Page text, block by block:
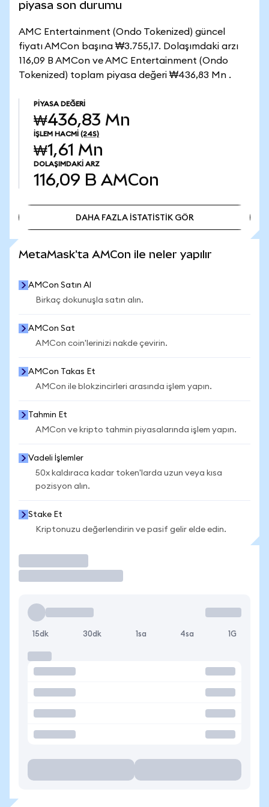
piyasa son durumu
AMC Entertainment (Ondo Tokenized) güncel
fiyatı AMCon başına ₩3.755,17. Dolaşımdaki arzı
116,09 B AMCon ve AMC Entertainment (Ondo
Tokenized) toplam piyasa değeri ₩436,83 Mn .
PIYASA DEĞERI
₩436,83 Mn
İŞLEM HACMI (24S)
₩1,61 Mn
DOLAŞIMDAKI ARZ
116,09 B AMCon
DAHA FAZLA İSTATİSTİK GÖR
MetaMask'ta AMCon ile neler yapılır
AMCon Satın Al
Birkaç dokunuşla satın alın.
AMCon Sat
AMCon coin'lerinizi nakde çevirin.
AMCon Takas Et
AMCon ile blokzincirleri arasında işlem yapın.
Tahmin Et
AMCon ve kripto tahmin piyasalarında işlem yapın.
Vadeli İşlemler
50x kaldıraca kadar token'larda uzun veya kısa
pozisyon alın.
Stake Et
Kriptonuzu değerlendirin ve pasif gelir elde edin.
15dk 30dk 1sa 4sa 1G